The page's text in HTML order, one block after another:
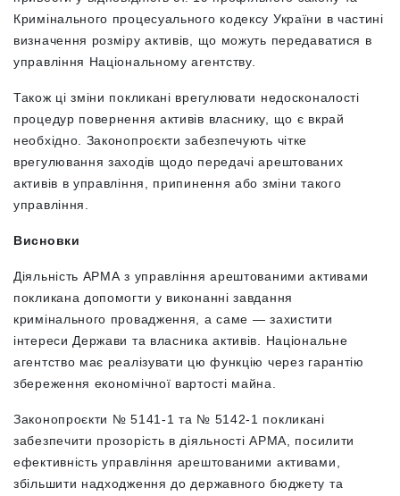
Кримінального процесуального кодексу України в частині
визначення розміру активів, що можуть передаватися в
управління Національному агентству.
Також ці зміни покликані врегулювати недосконалості
процедур повернення активів власнику, що є вкрай
необхідно. Законопроєкти забезпечують чітке
врегулювання заходів щодо передачі арештованих
активів в управління, припинення або зміни такого
управління.
Висновки
Діяльність АРМА з управління арештованими активами
покликана допомогти у виконанні завдання
кримінального провадження, а саме — захистити
інтереси Держави та власника активів. Національне
агентство має реалізувати цю функцію через гарантію
збереження економічної вартості майна.
Законопроєкти № 5141-1 та № 5142-1 покликані
забезпечити прозорість в діяльності АРМА, посилити
ефективність управління арештованими активами,
збільшити надходження до державного бюджету та